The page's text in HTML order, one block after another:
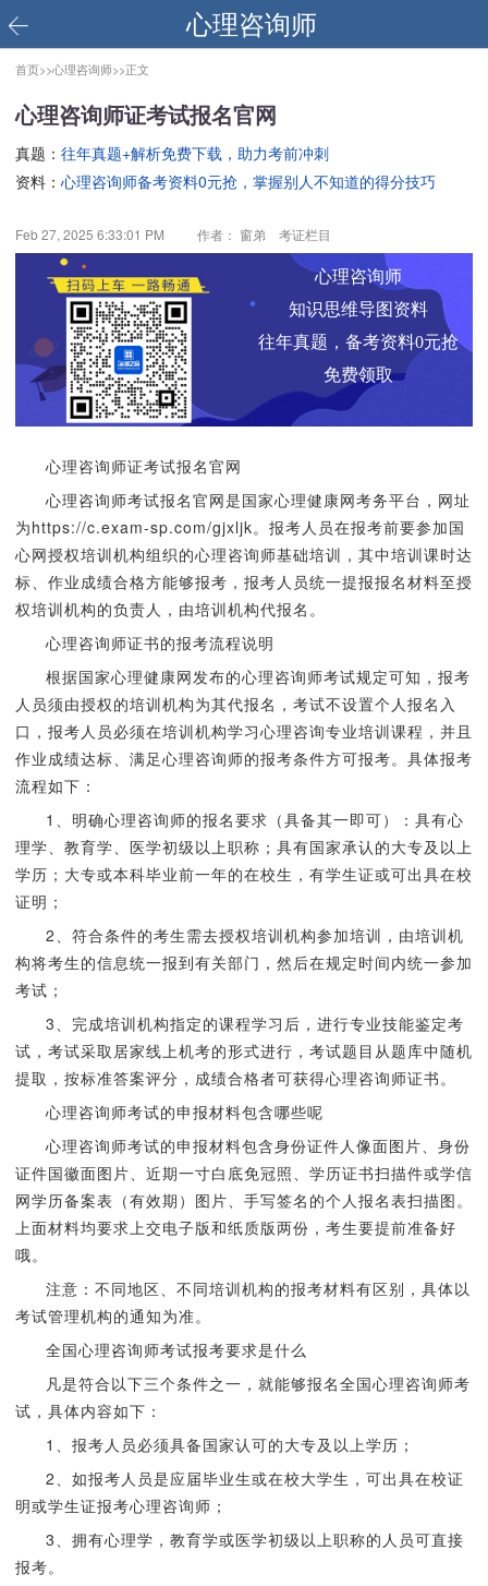
心理咨询师
首页>>心理咨询师>>正文
心理咨询师证考试报名官网
真题： 往年真题+解析免费下载，助力考前冲刺
资料： 心理咨询师备考资料0元抢，掌握别人不知道的得分技巧
Feb 27, 2025 6:33:01 PM 作者： 窗弟 考证栏目
心理咨询师
知识思维导图资料
往年真题，备考资料0元抢
免费领取
心理咨询师证考试报名官网
心理咨询师考试报名官网是国家心理健康网考务平台，网址
为https://c.exam-sp.com/gjxljk。报考人员在报考前要参加国
心网授权培训机构组织的心理咨询师基础培训，其中培训课时达
标、作业成绩合格方能够报考，报考人员统一提报报名材料至授
权培训机构的负责人，由培训机构代报名。
心理咨询师证书的报考流程说明
根据国家心理健康网发布的心理咨询师考试规定可知，报考
人员须由授权的培训机构为其代报名，考试不设置个人报名入
口，报考人员必须在培训机构学习心理咨询专业培训课程，并且
作业成绩达标、满足心理咨询师的报考条件方可报考。具体报考
流程如下：
1、明确心理咨询师的报名要求（具备其一即可）：具有心
理学、教育学、医学初级以上职称；具有国家承认的大专及以上
学历；大专或本科毕业前一年的在校生，有学生证或可出具在校
证明；
2、符合条件的考生需去授权培训机构参加培训，由培训机
构将考生的信息统一报到有关部门，然后在规定时间内统一参加
考试；
3、完成培训机构指定的课程学习后，进行专业技能鉴定考
试，考试采取居家线上机考的形式进行，考试题目从题库中随机
提取，按标准答案评分，成绩合格者可获得心理咨询师证书。
心理咨询师考试的申报材料包含哪些呢
心理咨询师考试的申报材料包含身份证件人像面图片、身份
证件国徽面图片、近期一寸白底免冠照、学历证书扫描件或学信
网学历备案表（有效期）图片、手写签名的个人报名表扫描图。
上面材料均要求上交电子版和纸质版两份，考生要提前准备好
哦。
注意：不同地区、不同培训机构的报考材料有区别，具体以
考试管理机构的通知为准。
全国心理咨询师考试报考要求是什么
凡是符合以下三个条件之一，就能够报名全国心理咨询师考
试，具体内容如下：
1、报考人员必须具备国家认可的大专及以上学历；
2、如报考人员是应届毕业生或在校大学生，可出具在校证
明或学生证报考心理咨询师；
3、拥有心理学，教育学或医学初级以上职称的人员可直接
报考。